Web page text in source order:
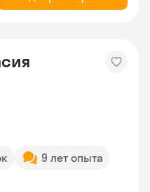
9 лет опыта